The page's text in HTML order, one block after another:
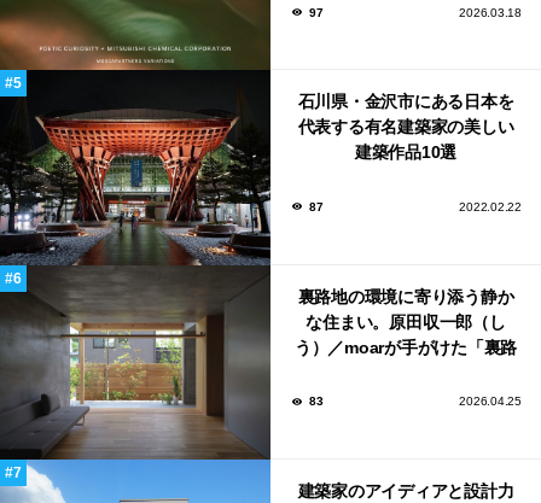
ンウィーク2026で初出展
97 2026.03.18
石川県・金沢市にある日本を
代表する有名建築家の美しい
建築作品10選
87 2022.02.22
裏路地の環境に寄り添う静か
な住まい。原田収一郎（し
う）／moarが手がけた「裏路
83 2026.04.25
建築家のアイディアと設計力